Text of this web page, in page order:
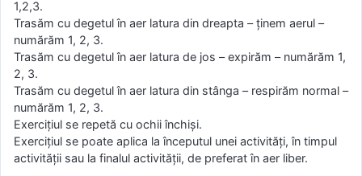
1,2,3.
Trasăm cu degetul în aer latura din dreapta – ținem aerul –
numărăm 1, 2, 3.
Trasăm cu degetul în aer latura de jos – expirăm – numărăm 1,
2, 3.
Trasăm cu degetul în aer latura din stânga – respirăm normal –
numărăm 1, 2, 3.
Exercițiul se repetă cu ochii închiși.
Exercițiul se poate aplica la începutul unei activități, în timpul
activității sau la finalul activității, de preferat în aer liber.